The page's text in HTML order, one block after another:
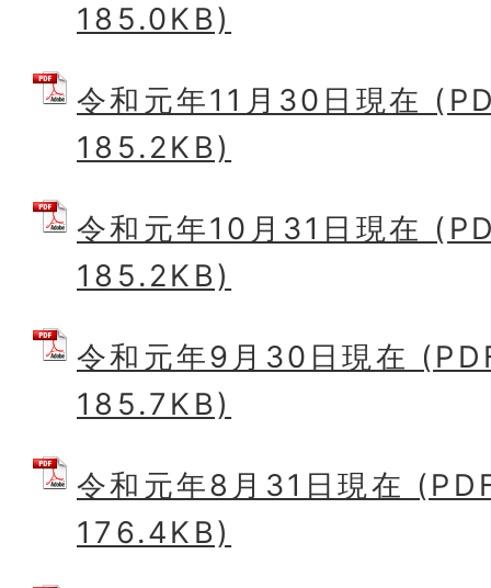
185.0KB)
令和元年11月30日現在
185.2KB)
令和元年10月31日現在
185.2KB)
令和元年9月30日現在
185.7KB)
令和元年8月31日現在
176.4KB)